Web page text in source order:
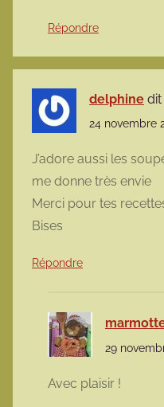
Répondre
delphine dit
24 novembre
J’adore aussi les
me donne très envie
Merci pour tes
Bises
Répondre
29
Avec plaisir !